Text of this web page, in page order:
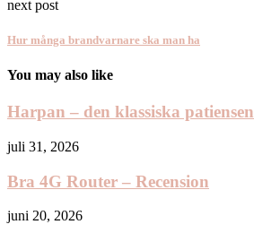
next post
Hur många brandvarnare ska man ha
You may also like
Harpan – den klassiska patiensen
juli 31, 2026
Bra 4G Router – Recension
juni 20, 2026